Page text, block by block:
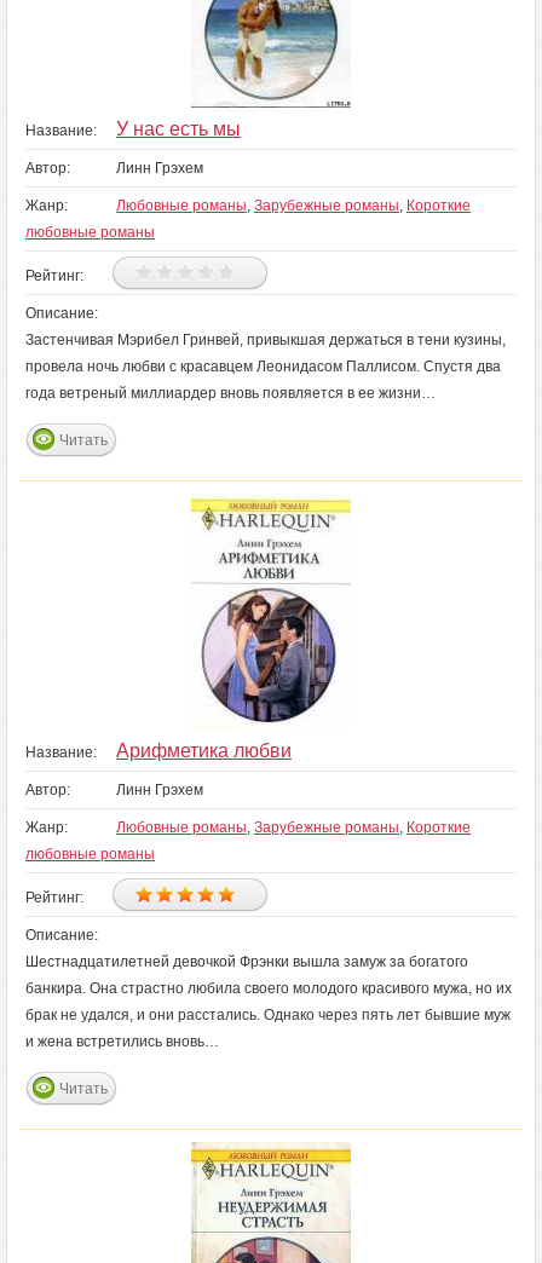
Название: У нас есть мы
Автор: Линн Грэхем
Жанр: Любовные романы, Зарубежные романы, Короткие
любовные романы
Рейтинг:
Описание:
Застенчивая Мэрибел Гринвей, привыкшая держаться в тени кузины,
провела ночь любви с красавцем Леонидасом Паллисом. Спустя два
года ветреный миллиардер вновь появляется в ее жизни…
Читать
Название: Арифметика любви
Автор: Линн Грэхем
Жанр: Любовные романы, Зарубежные романы, Короткие
любовные романы
Рейтинг:
Описание:
Шестнадцатилетней девочкой Фрэнки вышла замуж за богатого
банкира. Она страстно любила своего молодого красивого мужа, но их
брак не удался, и они расстались. Однако через пять лет бывшие муж
и жена встретились вновь…
Читать